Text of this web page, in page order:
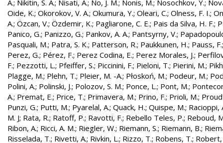
A.; Nikitin, S. A.; Nisati, A.; No, J. M.; Nonis, M.; Nosochkov, Y.;
Oide, K.; Okorokov, V. A.; Okumura, Y.; Oleari, C.; Olness, F. I.;
A.; Özcan, V.; Özdemir, K.; Pagliarone, C. E.; Pais da Silva, H. F.;
Panico, G.; Panizzo, G.; Pankov, A. A.; Pantsyrny, V.;
Pasquali, M.; Patra, S. K.; Patterson, R.; Paukkunen, H.; Pauss, F.
Perez, G.; Pérez, F.; Perez Codina, E.; Perez Morales, J.;
F.; Pezzotti, L.; Pfeiffer, S.; Piccinini, F.; Pieloni, T.; Pierini, M.;
Plagge, M.; Plehn, T.; Pleier, M. -A.; Płoskoń, M.; Podeur, M.;
Polini, A.; Polinski, J.; Polozov, S. M.; Ponce, L.; Pont, M.;
A.; Premat, E.; Price, T.; Primavera, M.; Prino, F.; Prioli, M.;
Punzi, G.; Putti, M.; Pyarelal, A.; Quack, H.; Quispe, M.; Racioppi,
M. J; Rata, R.; Ratoff, P.; Ravotti, F.; Rebello Teles, P.; Reboud,
Ribon, A.; Ricci, A. M.; Riegler, W.; Riemann, S.; Riemann, B.;
Risselada, T.; Rivetti, A.; Rivkin, L.; Rizzo, T.; Robens, T.; Robert,